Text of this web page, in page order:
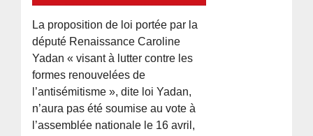
La proposition de loi portée par la
député Renaissance Caroline
Yadan « visant à lutter contre les
formes renouvelées de
l’antisémitisme », dite loi Yadan,
n’aura pas été soumise au vote à
l’assemblée nationale le 16 avril,